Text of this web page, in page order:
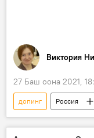
Виктория
27 Баш оона 2021,
допинг Россия
Ой-пикир
комиссия